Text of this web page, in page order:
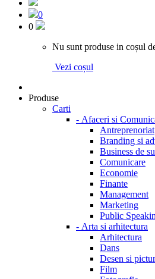
0
0
Nu sunt produse in coșul
Vezi coșul
Produse
Carti
- Afaceri si
Antreprenoriat
Branding si
Business de
Comunicare
Economie
Finante
Management
Marketing
Public
- Arta si arhitectura
Arhitectura
Dans
Desen si
Film